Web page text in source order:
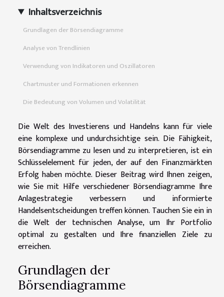
Inhaltsverzeichnis
Grundlagen der Börsendiagramme
Analyse von Trendlinien
Verwendung von Indikatoren und Oszillatoren
Chartmuster und Formationen erkennen
Die Bedeutung von Volumen und Volatilität
Die Welt des Investierens und Handelns kann für viele
eine komplexe und undurchsichtige sein. Die Fähigkeit,
Börsendiagramme zu lesen und zu interpretieren, ist ein
Schlüsselelement für jeden, der auf den Finanzmärkten
Erfolg haben möchte. Dieser Beitrag wird Ihnen zeigen,
wie Sie mit Hilfe verschiedener Börsendiagramme Ihre
Anlagestrategie verbessern und informierte
Handelsentscheidungen treffen können. Tauchen Sie ein in
die Welt der technischen Analyse, um Ihr Portfolio
optimal zu gestalten und Ihre finanziellen Ziele zu
erreichen.
Grundlagen der
Börsendiagramme